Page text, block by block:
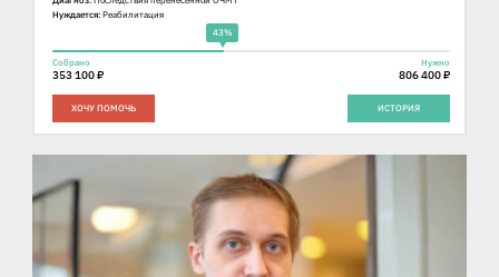
Нуждается: Реабилитация
43%
Собрано
353 100 ₽
Нужно
806 400 ₽
ХОЧУ ПОМОЧЬ ИСТОРИЯ